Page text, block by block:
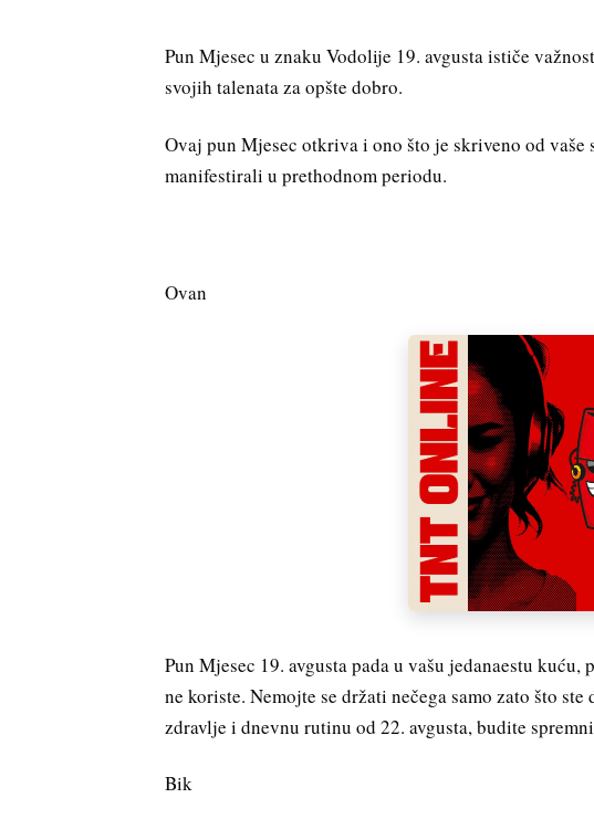
Pun Mjesec u znaku Vodolije 19. avgusta ističe
svojih talenata za opšte dobro.
Ovaj pun Mjesec otkriva i ono što je skriveno od vaše
manifestirali u prethodnom periodu.
Ovan
Pun Mjesec 19. avgusta pada u vašu jedanaestu
ne koriste. Nemojte se držati nečega samo zato što
zdravlje i dnevnu rutinu od 22. avgusta, budite
Bik